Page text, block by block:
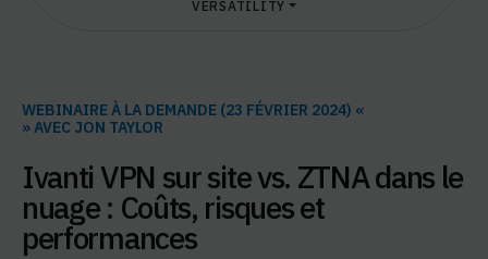
VERSATILITY
WEBINAIRE À LA DEMANDE (23 FÉVRIER 2024) «
» AVEC JON TAYLOR
Ivanti VPN sur site vs. ZTNA dans le
nuage : Coûts, risques et
performances